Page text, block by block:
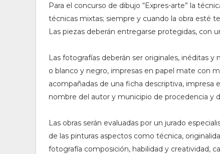
Para el concurso de dibujo “Expres-arte” la
técnicas mixtas; siempre y cuando la obra esté
Las piezas deberán entregarse protegidas, con
Las fotografías deberán ser originales, inéditas
o blanco y negro, impresas en papel mate con
acompañadas de una ficha descriptiva, impresa
nombre del autor y municipio de procedencia y
Las obras serán evaluadas por un jurado
de las pinturas aspectos como técnica,
fotografía composición, habilidad y creatividad,